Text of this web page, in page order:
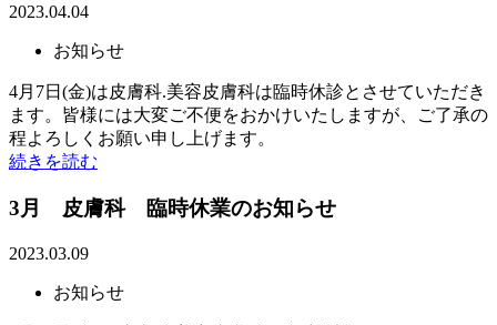
2023.04.04
お知らせ
4月7日(金)は皮膚科.美容皮膚科は臨時休診とさせていただき
ます。皆様には大変ご不便をおかけいたしますが、ご了承の
程よろしくお願い申し上げます。
続きを読む
3月 皮膚科 臨時休業のお知らせ
2023.03.09
お知らせ